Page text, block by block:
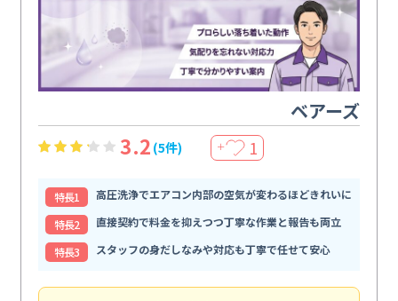
ベアーズ
3.2 (5件) ＋ 1
特⻑1
高圧洗浄でエアコン内部の空気が変わるほどきれいに
特⻑2
直接契約で料金を抑えつつ丁寧な作業と報告も両立
特⻑3
スタッフの身だしなみや対応も丁寧で任せて安心